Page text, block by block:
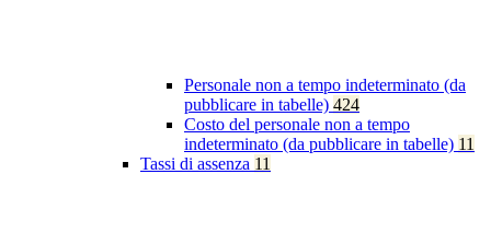
Personale non a tempo indeterminato (da
pubblicare in tabelle) 424
Costo del personale non a tempo
indeterminato (da pubblicare in tabelle) 11
Tassi di assenza 11